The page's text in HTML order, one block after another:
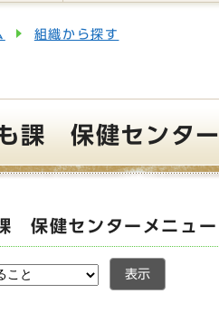
組織から探す
課 保健センター
保健センターメニュー
表示